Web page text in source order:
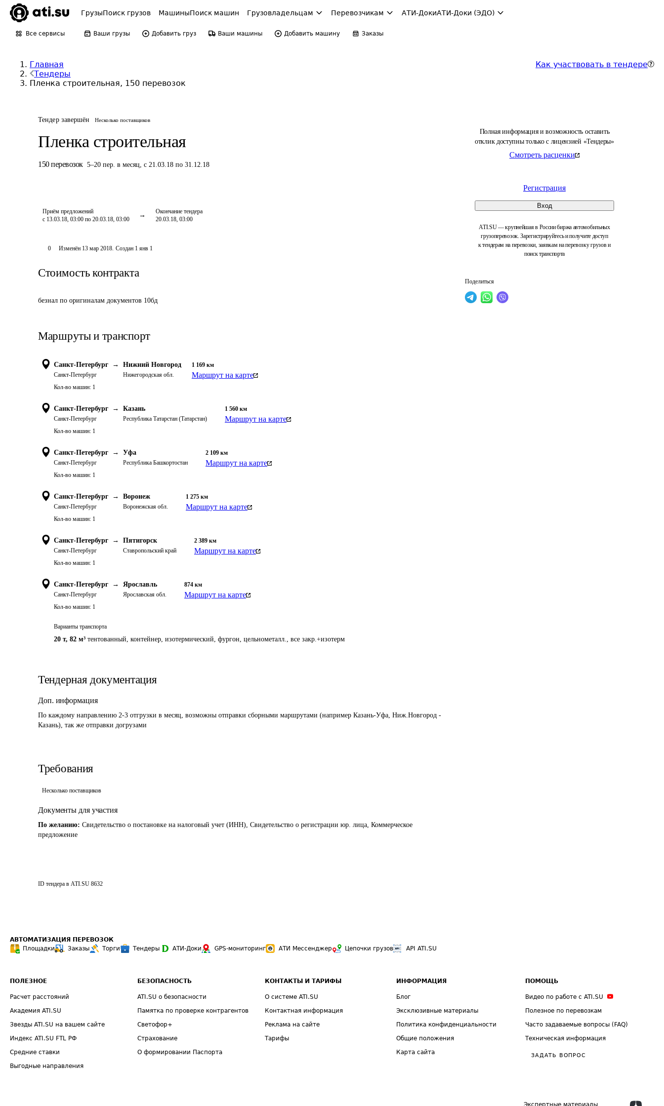
ГрузыПоиск грузов МашиныПоиск машин Грузовладельцам Перевозчикам АТИ-ДокиАТИ-Доки (ЭДО)
Все сервисы Ваши грузы Добавить груз Ваши машины Добавить машину Заказы
Главная
Тендеры
Пленка строительная, 150 перевозок
Как участвовать в тендере
Тендер завершён Несколько поставщиков
Пленка строительная
150 перевозок 5–20 пер. в месяц, с 21.03.18 по 31.12.18
Приём предложений
с 13.03.18, 03:00 по 20.03.18, 03:00
Окончание тендера
20.03.18, 03:00
Полная информация и возможность оставить
отклик доступны только с лицензией «Тендеры»
Смотреть расценки
Регистрация
Вход
ATI.SU — крупнейшая в России биржа автомобильных
грузоперевозок. Зарегистрируйтесь и получите доступ
к тендерам на перевозки, заявкам на перевозку грузов и
поиск транспорта
Поделиться
0 Изменён 13 мар 2018. Создан 1 янв 1
Стоимость контракта
безнал по оригиналам документов 10бд
Маршруты и транспорт
Санкт-Петербург →
Санкт-Петербург
Нижний Новгород
Нижегородская обл.
1 169 км
Маршрут на карте
Кол-во машин: 1
Санкт-Петербург →
Санкт-Петербург
Казань
Республика Татарстан (Татарстан)
1 560 км
Маршрут на карте
Кол-во машин: 1
Санкт-Петербург →
Санкт-Петербург
Уфа
Республика Башкортостан
2 109 км
Маршрут на карте
Кол-во машин: 1
Санкт-Петербург →
Санкт-Петербург
Воронеж
Воронежская обл.
1 275 км
Маршрут на карте
Кол-во машин: 1
Санкт-Петербург →
Санкт-Петербург
Пятигорск
Ставропольский край
2 389 км
Маршрут на карте
Кол-во машин: 1
Санкт-Петербург →
Санкт-Петербург
Ярославль
Ярославская обл.
874 км
Маршрут на карте
Кол-во машин: 1
Варианты транспорта
20 т, 82 м³ тентованный, контейнер, изотермический, фургон, цельнометалл., все закр.+изотерм
Тендерная документация
Доп. информация
По каждому направлению 2-3 отгрузки в месяц, возможны отправки сборными маршрутами (например Казань-Уфа, Ниж.Новгород -
Казань), так же отправки догрузами
Требования
Несколько поставщиков
Документы для участия
По желанию: Свидетельство о постановке на налоговый учет (ИНН), Свидетельство о регистрации юр. лица, Коммерческое
предложение
ID тендера в ATI.SU 8632
АВТОМАТИЗАЦИЯ ПЕРЕВОЗОК
Площадки
Заказы Торги Тендеры АТИ-Доки GPS-мониторинг АТИ Мессенджер Цепочки грузов API ATI.SU
ПОЛЕЗНОЕ
Расчет расстояний
Академия ATI.SU
Звезды ATI.SU на вашем сайте
Индекс ATI.SU FTL РФ
Средние ставки
Выгодные направления
БЕЗОПАСНОСТЬ
ATI.SU о безопасности
Памятка по проверке контрагентов
Светофор+
Страхование
О формировании Паспорта
КОНТАКТЫ И ТАРИФЫ
О системе ATI.SU
Контактная информация
Реклама на сайте
Тарифы
ИНФОРМАЦИЯ
Блог
Эксклюзивные материалы
Политика конфиденциальности
Общие положения
Карта сайта
ПОМОЩЬ
Видео по работе с ATI.SU
Полезное по перевозкам
Часто задаваемые вопросы (FAQ)
Техническая информация
ЗАДАТЬ ВОПРОС
Экспертные материалы